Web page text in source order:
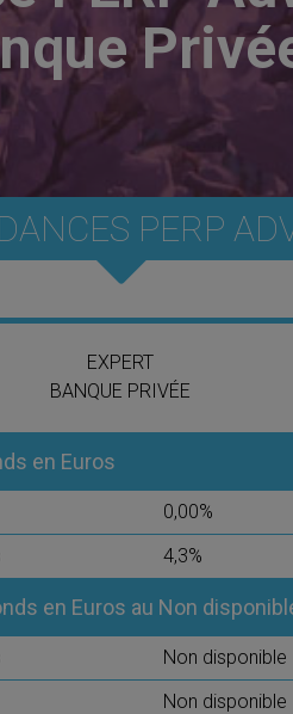
PERP
EXPERT
BANQUE PRIVÉE
en Euros
0,00%
4,3%
en Euros au Non
Non disponible
Non disponible